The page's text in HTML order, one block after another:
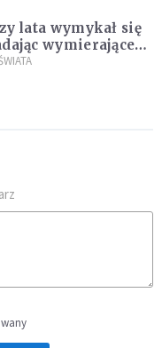
lata wymykał się
wymierające
popełnił